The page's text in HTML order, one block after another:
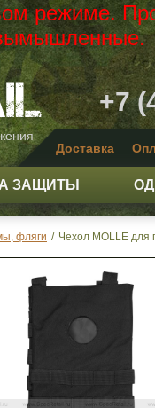
режиме.
+7
Доставка
ЗАЩИТЫ
фляги / Чехол MOLLE для